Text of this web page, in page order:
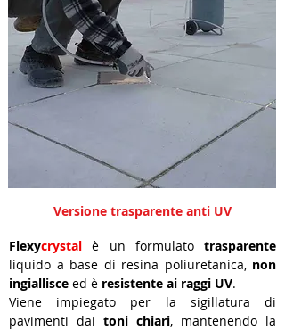
Versione trasparente anti UV
Flexycrystal è un formulato trasparente
liquido a base di resina poliuretanica, non
ingiallisce ed è resistente ai raggi UV.
Viene impiegato per la sigillatura di
pavimenti dai toni chiari, mantenendo la